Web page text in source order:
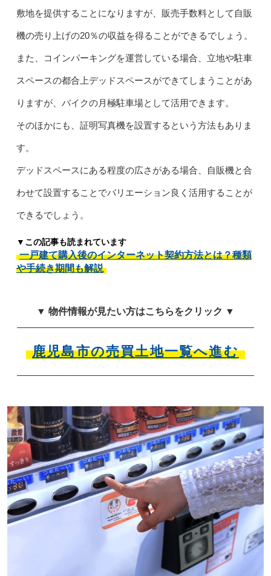
敷地を提供することになりますが、販売手数料として自販
機の売り上げの20％の収益を得ることができるでしょう。
また、コインパーキングを運営している場合、立地や駐車
スペースの都合上デッドスペースができてしまうことがあ
りますが、バイクの月極駐車場として活用できます。
そのほかにも、証明写真機を設置するという方法もありま
す。
デッドスペースにある程度の広さがある場合、自販機と合
わせて設置することでバリエーション良く活用することが
できるでしょう。
▼この記事も読まれています
一戸建て購入後のインターネット契約方法とは？種類
や手続き期間も解説
▼ 物件情報が見たい方はこちらをクリック ▼
鹿児島市の売買土地一覧へ進む